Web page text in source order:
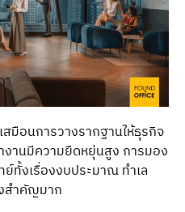
มือนการวางรากฐานให้ธุรกิจ
านมีความยืดหยุ่นสูง การมอง
ย์ทั้งเรื่องงบประมาณ ทำเล
สำคัญมาก